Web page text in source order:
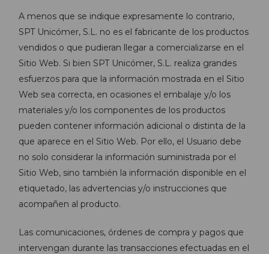
A menos que se indique expresamente lo contrario,
SPT Unicómer, S.L. no es el fabricante de los productos
vendidos o que pudieran llegar a comercializarse en el
Sitio Web. Si bien SPT Unicómer, S.L. realiza grandes
esfuerzos para que la información mostrada en el Sitio
Web sea correcta, en ocasiones el embalaje y/o los
materiales y/o los componentes de los productos
pueden contener información adicional o distinta de la
que aparece en el Sitio Web. Por ello, el Usuario debe
no solo considerar la información suministrada por el
Sitio Web, sino también la información disponible en el
etiquetado, las advertencias y/o instrucciones que
acompañen al producto.
Las comunicaciones, órdenes de compra y pagos que
intervengan durante las transacciones efectuadas en el